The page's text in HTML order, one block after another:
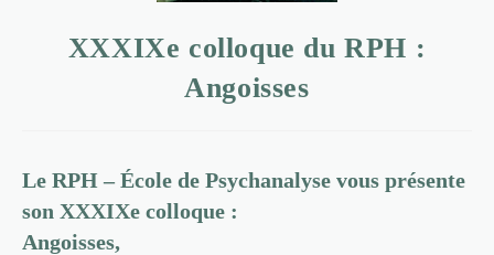
XXXIXe colloque du RPH :
Angoisses
Le RPH – École de Psychanalyse vous présente
son XXXIXe colloque :
Angoisses,